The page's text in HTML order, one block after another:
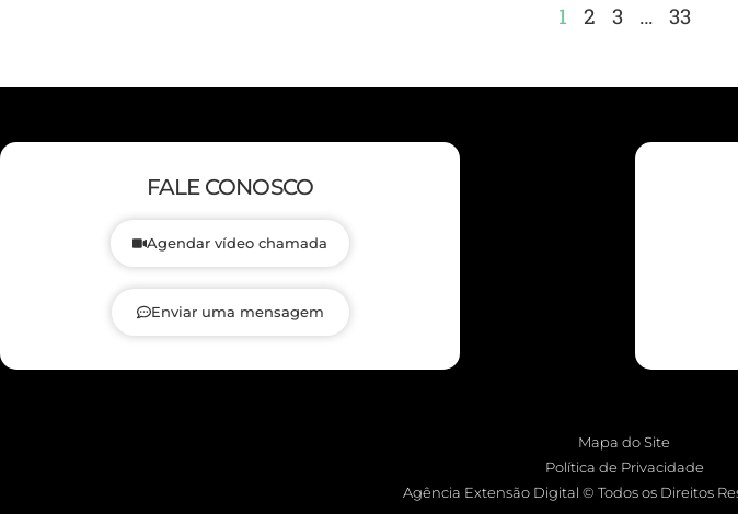
1 2 3 … 33
FALE CONOSCO
Agendar vídeo chamada
Enviar uma mensagem
Mapa do Site
Política de Privacidade
Agência Extensão Digital © Todos os Direitos